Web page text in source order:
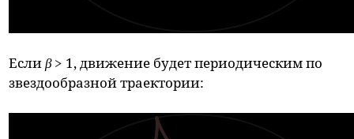
Еслиβ> 1, движение будет периодическим по
звездообразной траектории: